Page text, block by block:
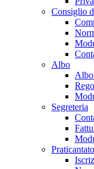
Consiglio
Albo
Segreteria
Praticantato